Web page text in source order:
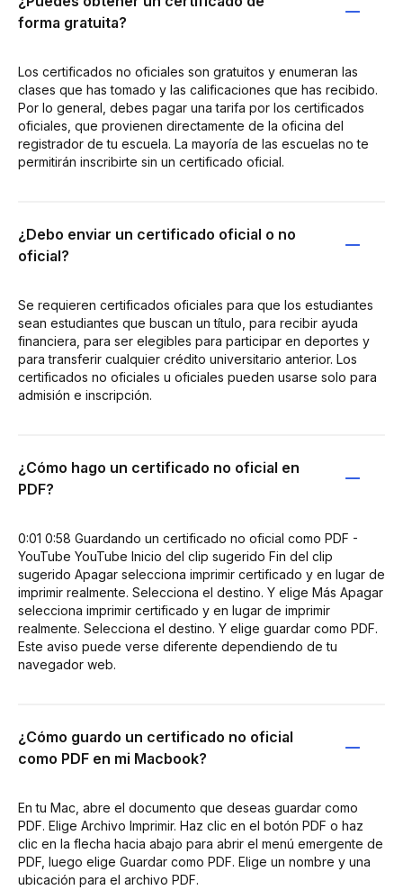
forma gratuita?
Los certificados no oficiales son gratuitos y enumeran las
clases que has tomado y las calificaciones que has recibido.
Por lo general, debes pagar una tarifa por los certificados
oficiales, que provienen directamente de la oficina del
registrador de tu escuela. La mayoría de las escuelas no te
permitirán inscribirte sin un certificado oficial.
¿Debo enviar un certificado oficial o no
oficial?
Se requieren certificados oficiales para que los estudiantes
sean estudiantes que buscan un título, para recibir ayuda
financiera, para ser elegibles para participar en deportes y
para transferir cualquier crédito universitario anterior. Los
certificados no oficiales u oficiales pueden usarse solo para
admisión e inscripción.
¿Cómo hago un certificado no oficial en
PDF?
0:01 0:58 Guardando un certificado no oficial como PDF -
YouTube YouTube Inicio del clip sugerido Fin del clip
sugerido Apagar selecciona imprimir certificado y en lugar de
imprimir realmente. Selecciona el destino. Y elige Más Apagar
selecciona imprimir certificado y en lugar de imprimir
realmente. Selecciona el destino. Y elige guardar como PDF.
Este aviso puede verse diferente dependiendo de tu
navegador web.
¿Cómo guardo un certificado no oficial
como PDF en mi Macbook?
En tu Mac, abre el documento que deseas guardar como
PDF. Elige Archivo Imprimir. Haz clic en el botón PDF o haz
clic en la flecha hacia abajo para abrir el menú emergente de
PDF, luego elige Guardar como PDF. Elige un nombre y una
ubicación para el archivo PDF.